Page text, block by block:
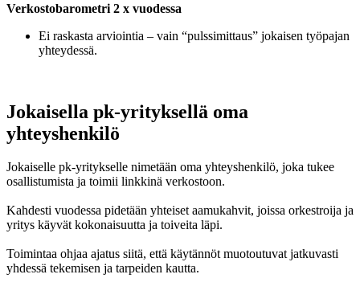
Verkostobarometri 2 x vuodessa
Ei raskasta arviointia – vain “pulssimittaus” jokaisen työpajan
yhteydessä.
Jokaisella pk-yrityksellä oma
yhteyshenkilö
Jokaiselle pk-yritykselle nimetään oma yhteyshenkilö, joka tukee
osallistumista ja toimii linkkinä verkostoon.
Kahdesti vuodessa pidetään yhteiset aamukahvit, joissa orkestroija ja
yritys käyvät kokonaisuutta ja toiveita läpi.
Toimintaa ohjaa ajatus siitä, että käytännöt muotoutuvat jatkuvasti
yhdessä tekemisen ja tarpeiden kautta.